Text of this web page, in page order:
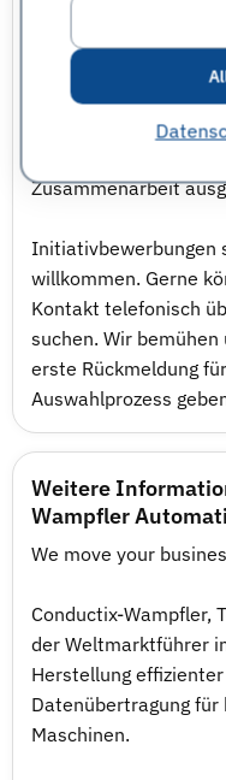
Da die Einstellung in
Beschäftigung
keine ad hoc
Vorstellungsrunden
dass Bewerber und
Zusammenarbeit
Initiativbewerbungen
willkommen. Gerne
Kontakt telefonisch
suchen. Wir
erste Rückmeldung
Auswahlprozess
Weitere
Wampfler
We move your
Conductix-Wampfler,
der Weltmarktführer
Herstellung
Datenübertragung für
Maschinen.